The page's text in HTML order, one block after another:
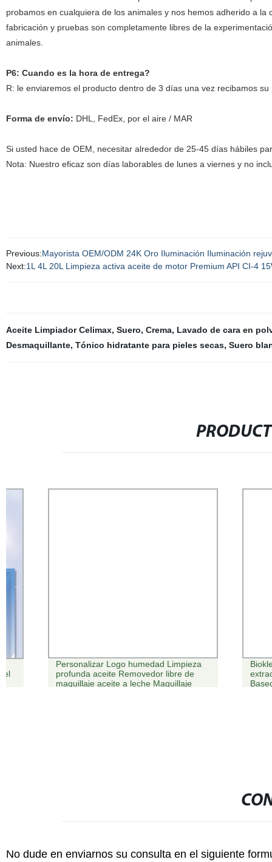
probamos en cualquiera de los animales y nos hemos adherido a
fabricación y pruebas son completamente libres de la
animales.
P6: Cuando es la hora de entrega?
R: le enviaremos el producto dentro de 3 días una vez recibamos
Forma de envío: DHL, FedEx, por el aire / MAR
Si usted hace de OEM, necesitar alrededor de 25-45 días hábiles
Nota: Nuestro eficaz son días laborables de lunes a viernes y no
Previous:Mayorista OEM/ODM 24K Oro Iluminación Iluminación
Next:1L 4L 20L Limpieza activa aceite de motor Premium API CI-4
Aceite Limpiador Celimax, Suero, Crema, Lavado de cara en
Desmaquillante, Tónico hidratante para pieles secas, Suero
Personalizar Logo humedad Limpieza
profunda aceite Removedor libre de
maquillaje aceite a leche Maquillaje
Biokleen de
extracción
Based
No dude en enviarnos su consulta en el siguiente